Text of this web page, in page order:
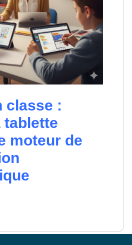
classe :
tablette
moteur de